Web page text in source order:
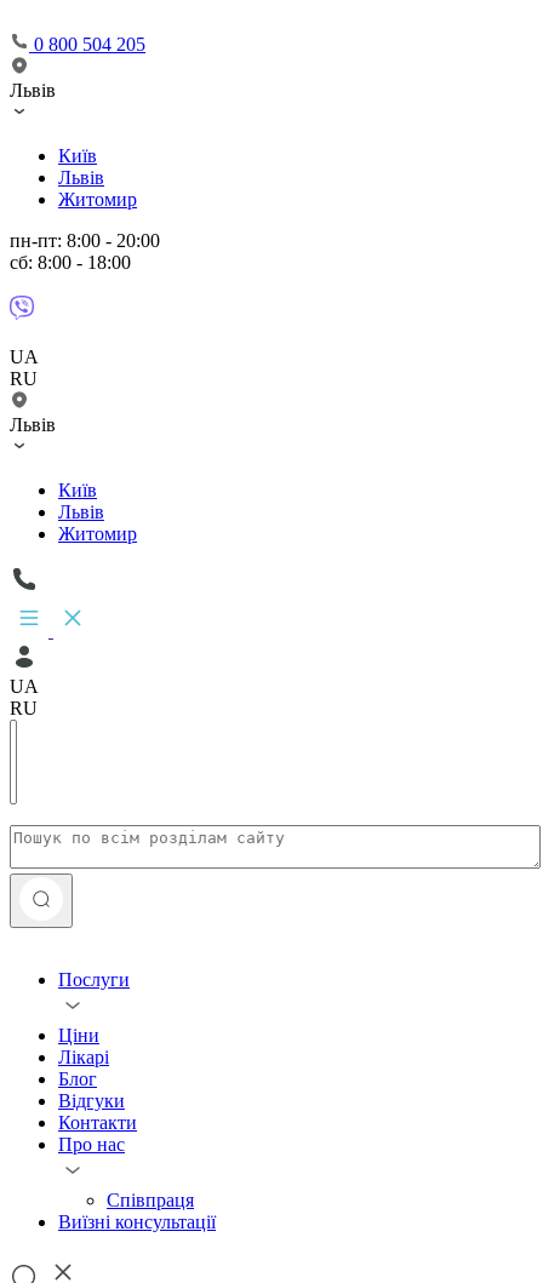
0 800 504 205
Львів
Київ
Львів
Житомир
пн-пт: 8:00 - 20:00
сб: 8:00 - 18:00
UA
RU
Львів
Київ
Львів
Житомир
UA
RU
Послуги
Ціни
Лікарі
Блог
Відгуки
Контакти
Про нас
Співпраця
Виїзні консультації